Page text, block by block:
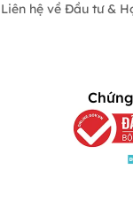
Liên hệ về Đầu tư &